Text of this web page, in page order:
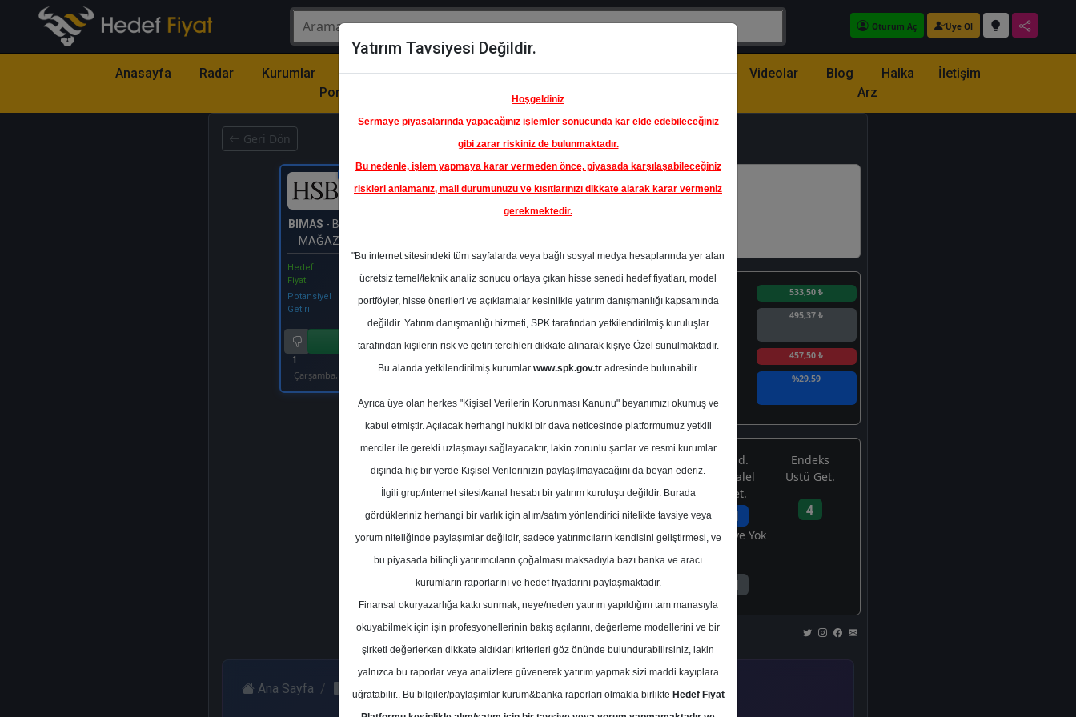
Oturum Aç Üye Ol
Anasayfa Radar Kurumlar
Model
Portföy
Hisse
Öne
Çıkanlar
Raporlar Partnerlerimiz Videolar Blog
Halka
Arz
İletişim
Geri Dön
BIMAS - BİM BİRLEŞİK
MAĞAZALAR A.Ş.
Hedef
Fiyat
Potansiyel
Getiri
%0.00
1
Çarşamba, 22 Ocak 2025
En Yüksek Tahmin 533,50 ₺
Ortalama Fiyat
Tahmini
495,37 ₺
457,50 ₺
Potansiyeli
%29.59
Kurum Sayısı
20
14
End.
Paralel
Get.
1
Endeks
Üstü Get.
4
Tavsiye Yok
1
Çarşamba, 22 Ocak 2025
Ana Sayfa HSBC Yatırım BIMAS Hedef Fiyat
Yatırım Tavsiyesi Değildir.
Hoşgeldiniz
Sermaye piyasalarında yapacağınız işlemler sonucunda kar elde edebileceğiniz
gibi zarar riskiniz de bulunmaktadır.
Bu nedenle, işlem yapmaya karar vermeden önce, piyasada karşılaşabileceğiniz
riskleri anlamanız, mali durumunuzu ve kısıtlarınızı dikkate alarak karar vermeniz
gerekmektedir.
"Bu internet sitesindeki tüm sayfalarda veya bağlı sosyal medya hesaplarında yer alan
ücretsiz temel/teknik analiz sonucu ortaya çıkan hisse senedi hedef fiyatları, model
portföyler, hisse önerileri ve açıklamalar kesinlikle yatırım danışmanlığı kapsamında
değildir. Yatırım danışmanlığı hizmeti, SPK tarafından yetkilendirilmiş kuruluşlar
tarafından kişilerin risk ve getiri tercihleri dikkate alınarak kişiye Özel sunulmaktadır.
Bu alanda yetkilendirilmiş kurumlar www.spk.gov.tradresinde bulunabilir.
Ayrıca üye olan herkes "Kişisel Verilerin Korunması Kanunu" beyanımızı okumuş ve
kabul etmiştir. Açılacak herhangi hukiki bir dava neticesinde platformumuz yetkili
merciler ile gerekli uzlaşmayı sağlayacaktır, lakin zorunlu şartlar ve resmi kurumlar
dışında hiç bir yerde Kişisel Verilerinizin paylaşılmayacağını da beyan ederiz.
İlgili grup/internet sitesi/kanal hesabı bir yatırım kuruluşu değildir. Burada
gördükleriniz herhangi bir varlık için alım/satım yönlendirici nitelikte tavsiye veya
yorum niteliğinde paylaşımlar değildir, sadece yatırımcıların kendisini geliştirmesi, ve
bu piyasada bilinçli yatırımcıların çoğalması maksadıyla bazı banka ve aracı
kurumların raporlarını ve hedef fiyatlarını paylaşmaktadır.
Finansal okuryazarlığa katkı sunmak, neye/neden yatırım yapıldığını tam manasıyla
okuyabilmek için işin profesyonellerinin bakış açılarını, değerleme modellerini ve bir
şirketi değerlerken dikkate aldıkları kriterleri göz önünde bulundurabilirsiniz, lakin
yalnızca bu raporlar veya analizlere güvenerek yatırım yapmak sizi maddi kayıplara
uğratabilir.. Bu bilgiler/paylaşımlar kurum&banka raporları olmakla birlikte Hedef Fiyat